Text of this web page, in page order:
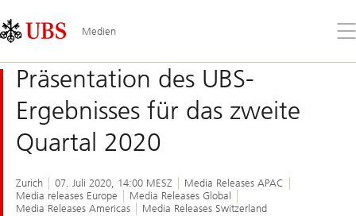
Links
Area
Medien
Sie
Präsentation des UBS-
Ergebnisses für das zweite
Quartal 2020
Zurich 07. Juli 2020, 14:00 MESZ
Media Releases APAC
Media releases Europe
Media Releases Global
Media Releases Americas
Media Releases Switzerland